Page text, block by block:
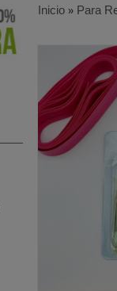
Inicio»Para